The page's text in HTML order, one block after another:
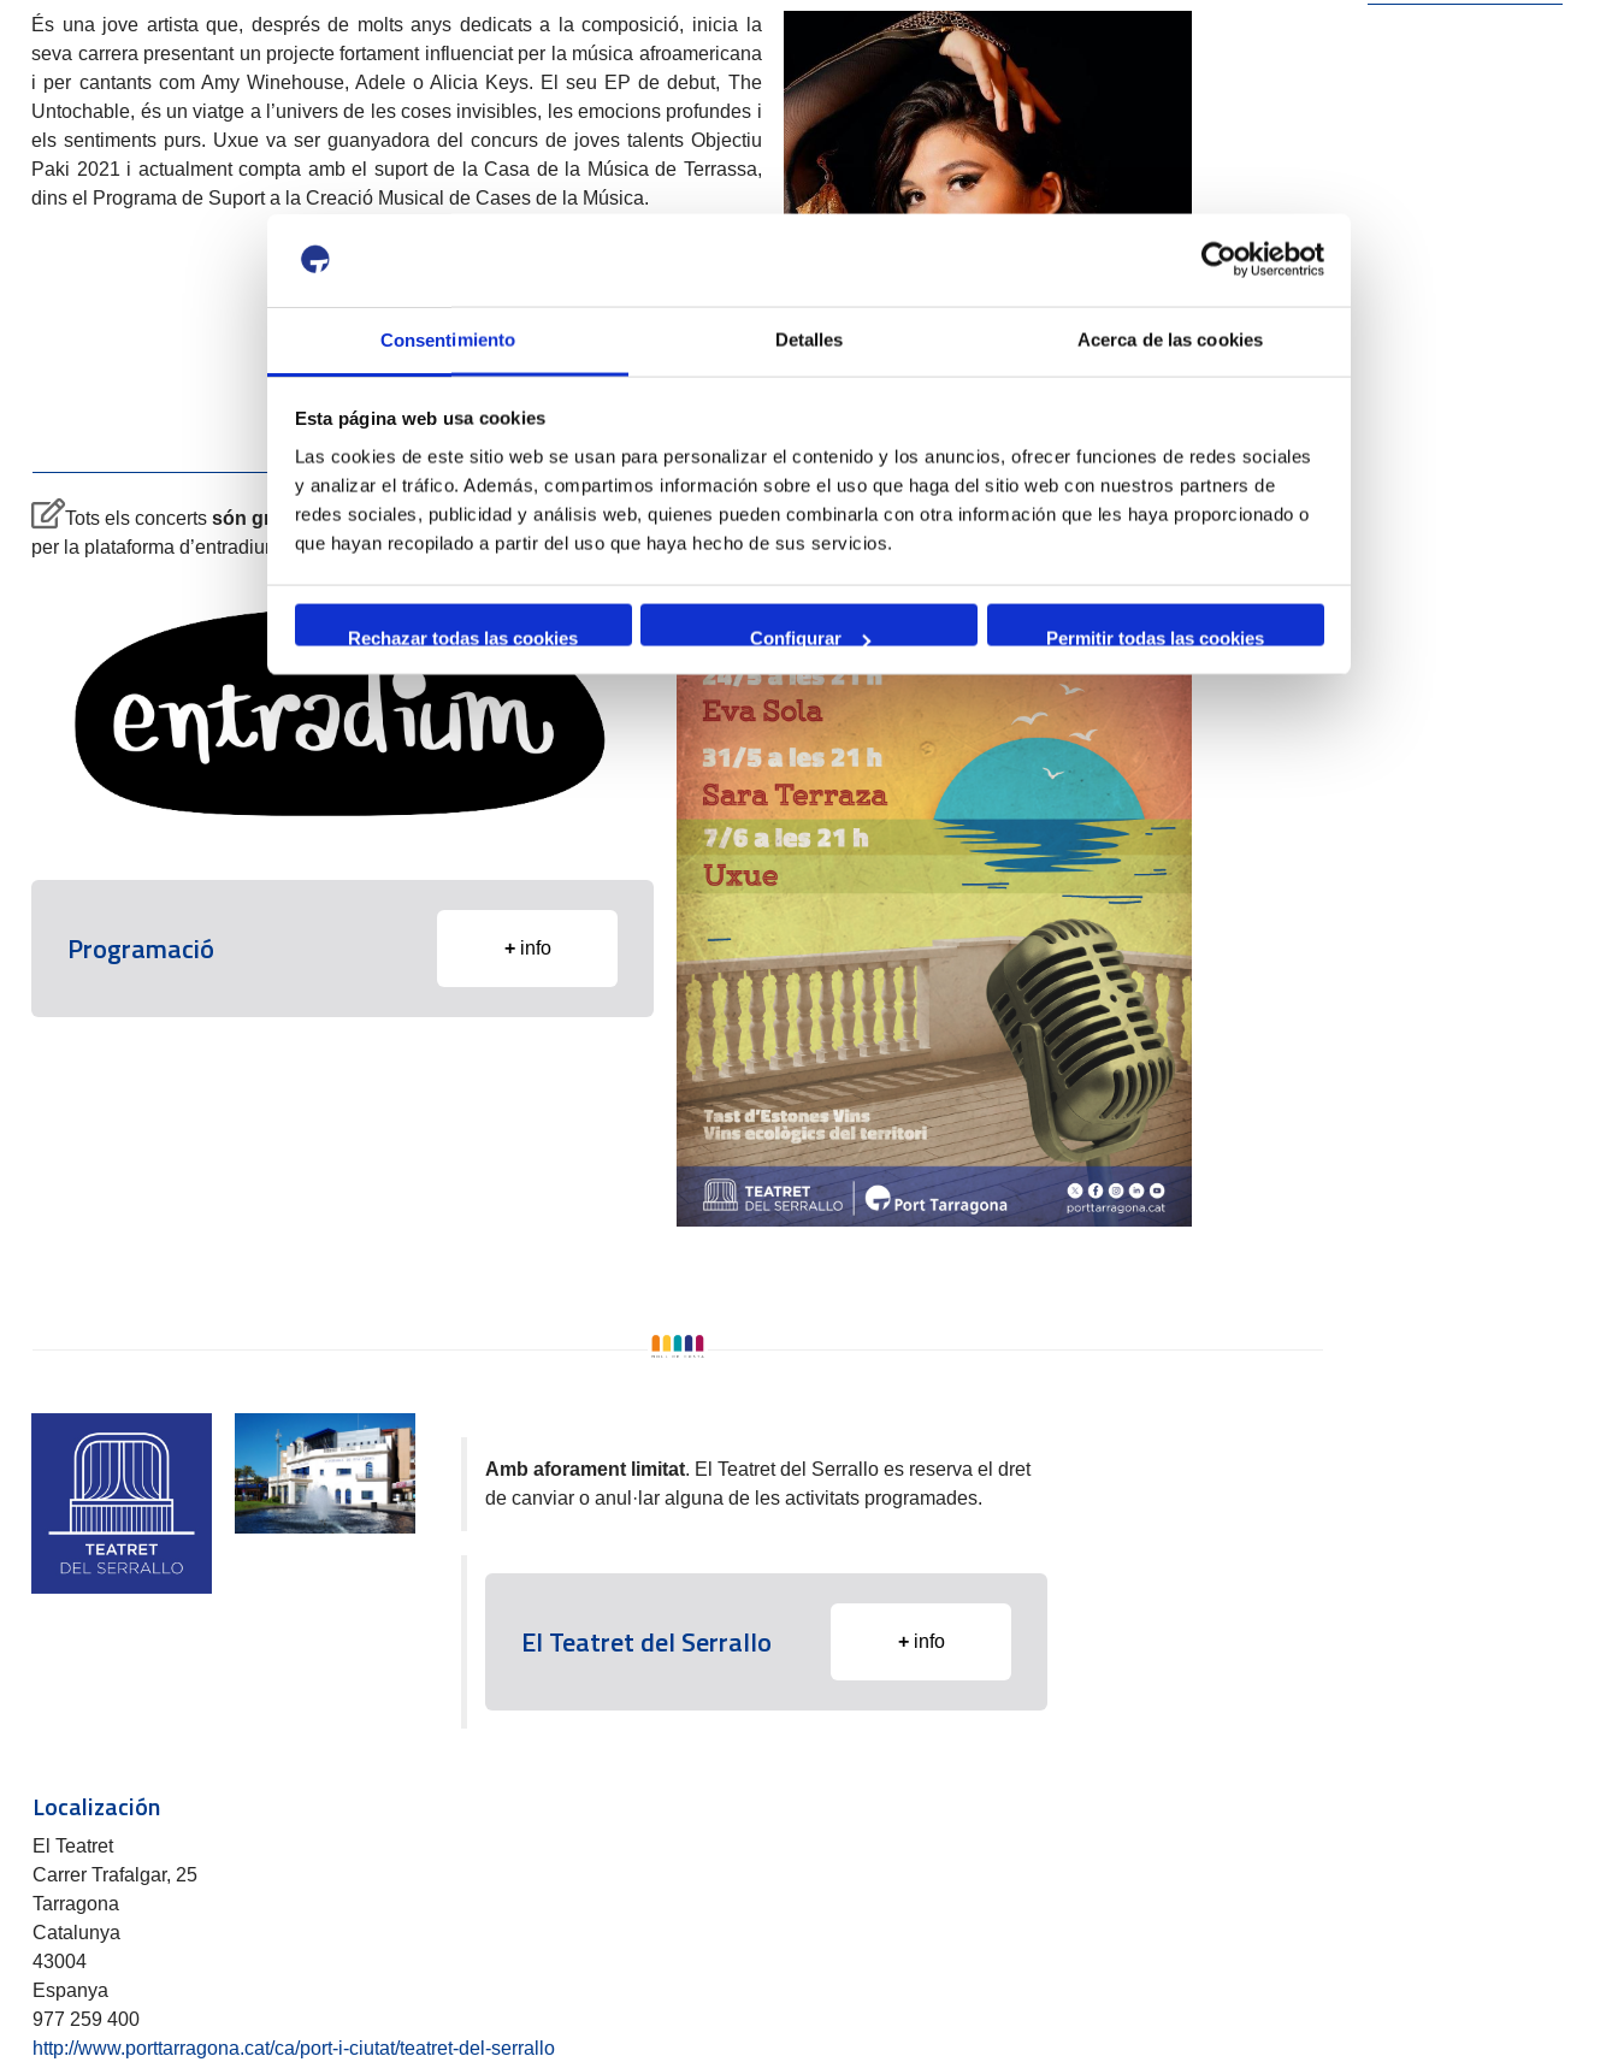
Consentimiento Detalles Acerca de las cookies
Esta página web usa cookies
Las cookies de este sitio web se usan para personalizar el contenido y los anuncios, ofrecer funciones de redes sociales
y analizar el tráfico. Además, compartimos información sobre el uso que haga del sitio web con nuestros partners de
redes sociales, publicidad y análisis web, quienes pueden combinarla con otra información que les haya proporcionado o
que hayan recopilado a partir del uso que haya hecho de sus servicios.
Rechazar todas las cookies Configurar Permitir todas las cookies
És una jove artista que, després de molts anys dedicats a la composició, inicia la
seva carrera presentant un projecte fortament influenciat per la música afroamericana
i per cantants com Amy Winehouse, Adele o Alicia Keys. El seu EP de debut, The
Untochable, és un viatge a l’univers de les coses invisibles, les emocions profundes i
els sentiments purs. Uxue va ser guanyadora del concurs de joves talents Objectiu
Paki 2021 i actualment compta amb el suport de la Casa de la Música de Terrassa,
dins el Programa de Suport a la Creació Musical de Cases de la Música.
Tots els concertssón gratuïts amb invitacióque s’haurà d’adquirir
per la plataforma d’entradium
Programació + info
Amb aforament limitat. El Teatret del Serrallo es reserva el dret
de canviar o anul·lar alguna de les activitats programades.
El Teatret del Serrallo + info
Localización
El Teatret
Carrer Trafalgar, 25
Tarragona
Catalunya
43004
Espanya
977 259 400
http://www.porttarragona.cat/ca/port-i-ciutat/teatret-del-serrallo